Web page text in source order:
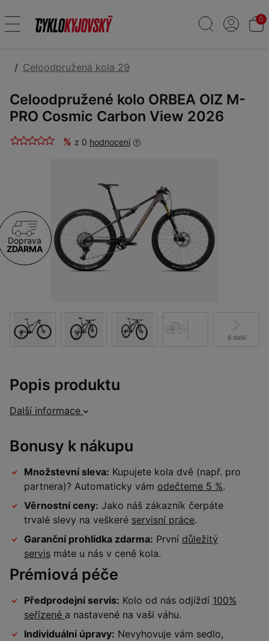
0
Celoodpružená kola 29
Celoodpružené kolo ORBEA OIZ M-
PRO Cosmic Carbon View 2026
% z 0 hodnocení
Doprava
ZDARMA
8 další
Popis produktu
Další informace
Bonusy k nákupu
Množstevní sleva: Kupujete kola dvě (např. pro
partnera)? Automaticky vám odečteme 5 %.
Věrnostní ceny: Jako náš zákazník čerpáte
trvalé slevy na veškeré servisní práce.
Garanční prohlídka zdarma: První důležitý
servis máte u nás v ceně kola.
Prémiová péče
Předprodejní servis: Kolo od nás odjíždí 100%
seřízené a nastavené na vaši váhu.
Individuální úpravy: Nevyhovuje vám sedlo,